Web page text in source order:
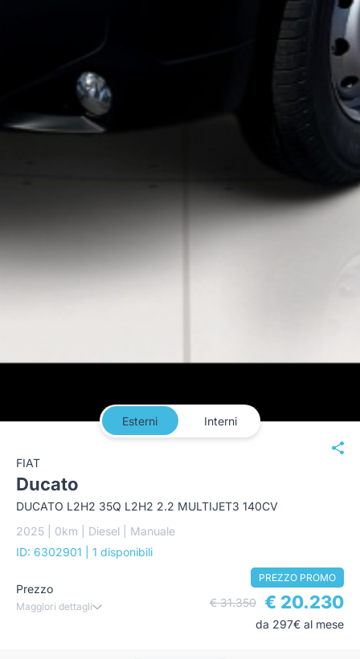
Esterni Interni
FIAT
Ducato
DUCATO L2H2 35Q L2H2 2.2 MULTIJET3 140CV
2025 | 0km | Diesel | Manuale
ID: 6302901
| 1 disponibili
Prezzo
Maggiori dettagli
PREZZO PROMO
€ 31.350 € 20.230
da 297€ al mese